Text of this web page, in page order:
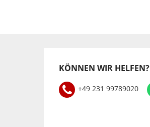
KÖNNEN WIR HELFEN?
+49 231 99789020